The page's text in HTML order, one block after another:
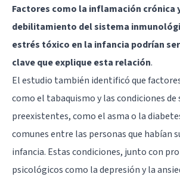
Factores como la inflamación crónica
debilitamiento del sistema
estrés tóxico en la infancia podrían
clave que explique esta relación.
El estudio también identificó que
como el tabaquismo y las condiciones de
preexistentes, como el asma o la
comunes entre las personas que habían
infancia. Estas condiciones, junto con
psicológicos como la depresión y la